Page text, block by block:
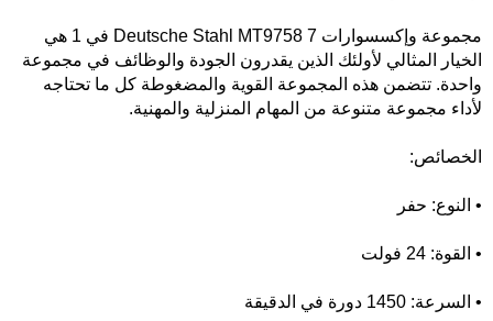
مجموعة وإكسسوارات Deutsche Stahl MT9758 7 في 1 هي
الخيار المثالي لأولئك الذين يقدرون الجودة والوظائف في مجموعة
واحدة. تتضمن هذه المجموعة القوية والمضغوطة كل ما تحتاجه
لأداء مجموعة متنوعة من المهام المنزلية والمهنية.
الخصائص:
• النوع: حفر
• القوة: 24 فولت
• السرعة: 1450 دورة في الدقيقة